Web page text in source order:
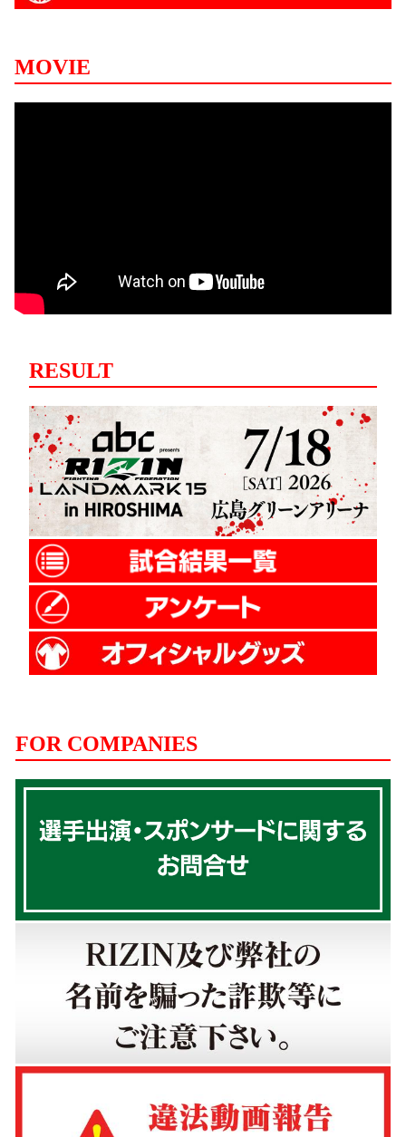
MOVIE
RESULT
FOR COMPANIES